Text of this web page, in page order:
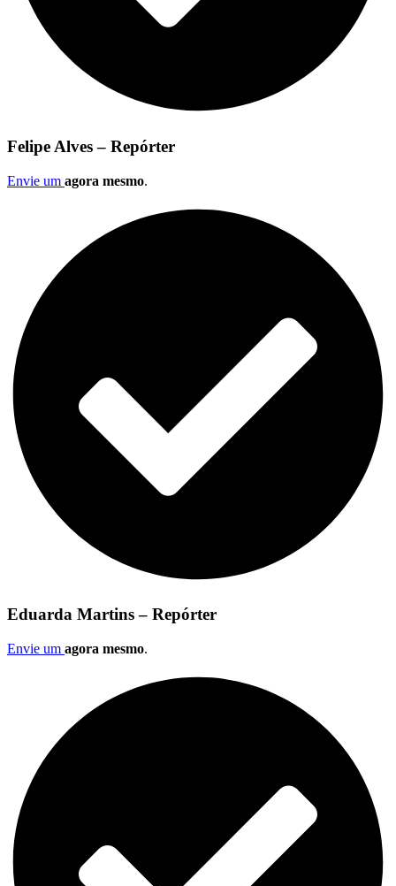
Felipe Alves – Repórter
Envie um agora mesmo.
Eduarda Martins – Repórter
Envie um agora mesmo.